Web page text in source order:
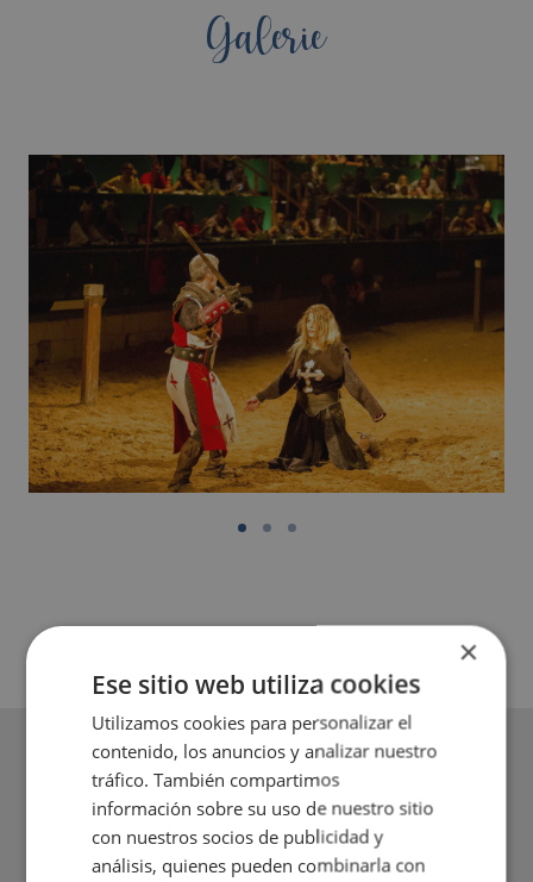
Galerie
×
Ese sitio web utiliza cookies
Utilizamos cookies para personalizar el
contenido, los anuncios y analizar nuestro
tráfico. También compartimos
información sobre su uso de nuestro sitio
con nuestros socios de publicidad y
análisis, quienes pueden combinarla con